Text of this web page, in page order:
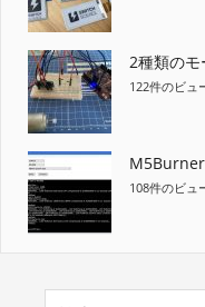
2種類のモ
122件のビュ
108件のビュ